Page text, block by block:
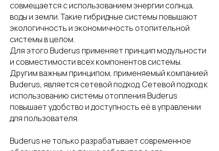
совмещается с использованием энергии солнца,
воды и земли. Такие гибридные системы повышают
экологичность и экономичность отопительной
системы в целом.
Для этого Buderus применяет принцип модульности
и совместимости всех компонентов системы.
Другим важным принципом, применяемый компанией
Buderus, является сетевой подход. Сетевой подход к
использованию системы отопления Buderus
повышает удобство и доступность её в управлении
для пользователя.
Buderus не только разрабатывает современное